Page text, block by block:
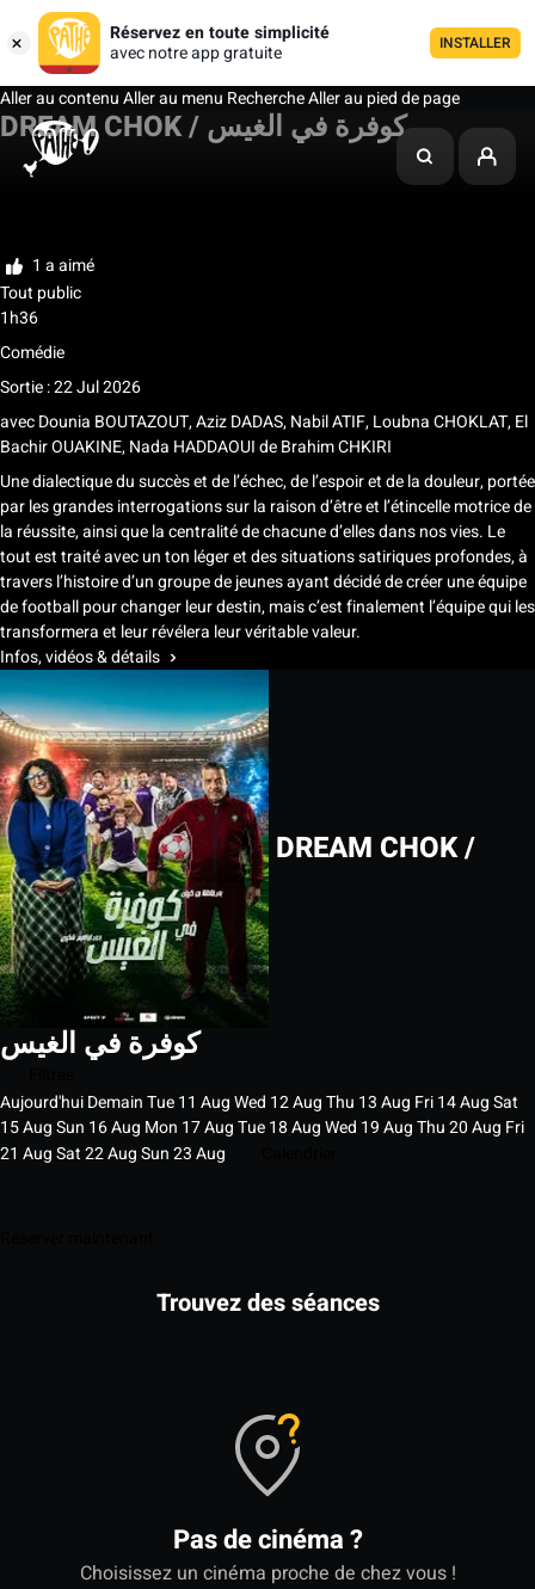
Réservez en toute simplicité
avec notre app gratuite
INSTALLER
Aller au contenuAller au menu RechercheAller au pied de page
DREAM CHOK / كوفرة في الغيس
Ma liste
1 a aimé
Tout public
1h36
Comédie
Sortie : 22 Jul 2026
avecDounia BOUTAZOUT, Aziz DADAS, Nabil ATIF, Loubna CHOKLAT, El
Bachir OUAKINE, Nada HADDAOUIdeBrahim CHKIRI
Une dialectique du succès et de l’échec, de l’espoir et de la douleur, portée
par les grandes interrogations sur la raison d’être et l’étincelle motrice de
la réussite, ainsi que la centralité de chacune d’elles dans nos vies. Le
tout est traité avec un ton léger et des situations satiriques profondes, à
travers l’histoire d’un groupe de jeunes ayant décidé de créer une équipe
de football pour changer leur destin, mais c’est finalement l’équipe qui les
transformera et leur révélera leur véritable valeur.
Infos, vidéos & détails
DREAM CHOK /
كوفرة في الغيس
Aujourd'huiDemainTue11 AugWed 12AugThu 13Aug Fri14AugSat
15AugSun 16Aug Mon 17AugTue18AugWed 19AugThu20Aug Fri
21 AugSat22AugSun23Aug
Trouvez des séances
Pas de cinéma ?
Choisissez un cinéma proche de chez vous !